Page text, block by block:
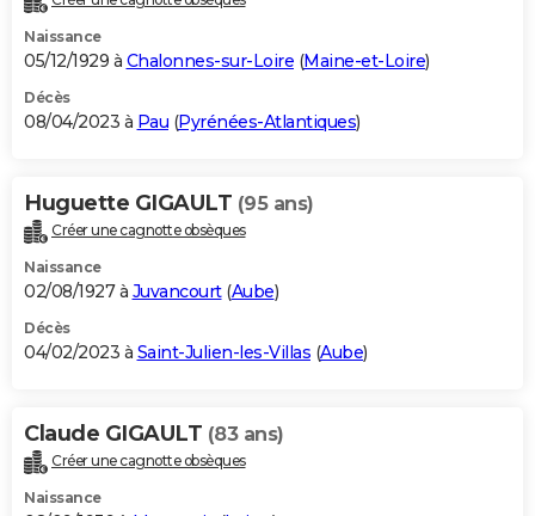
Naissance
05/12/1929 à Chalonnes-sur-Loire (Maine-et-Loire)
Décès
08/04/2023 à Pau (Pyrénées-Atlantiques)
Huguette GIGAULT (95 ans)
Créer une cagnotte obsèques
Naissance
02/08/1927 à Juvancourt(Aube)
Décès
04/02/2023 à Saint-Julien-les-Villas (Aube)
Claude GIGAULT (83 ans)
Créer une cagnotte obsèques
Naissance